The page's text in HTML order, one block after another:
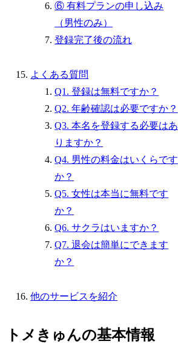
⑥ 有料プランの申し込み
（男性のみ）
登録完了後の流れ
よくある質問
Q1. 登録は無料ですか？
Q2. 年齢確認は必要ですか？
Q3. 本名を登録する必要はあ
りますか？
Q4. 男性の料金はいくらです
か？
Q5. 女性は本当に無料です
か？
Q6. サクラはいますか？
Q7. 退会は簡単にできます
か？
他のサービスを紹介
トメきゅんの基本情報